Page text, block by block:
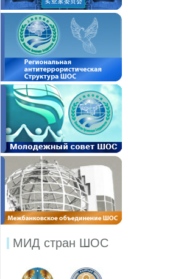
МИД стран ШОС